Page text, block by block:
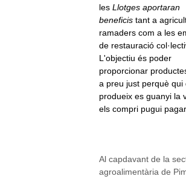
les Llotges aportaran
beneficis tant a
ramaders com a les
de restauració
L'objectiu és poder
proporcionar
a preu just perquè qui
produeix es guanyi la
els compri pugui
Al capdavant de la
agroalimentària de